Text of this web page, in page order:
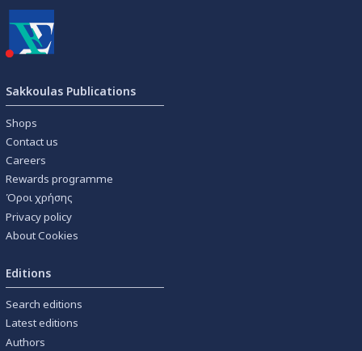
Sakkoulas Publications
Shops
Contact us
Careers
Rewards programme
Όροι χρήσης
Privacy policy
About Cookies
Editions
Search editions
Latest editions
Authors